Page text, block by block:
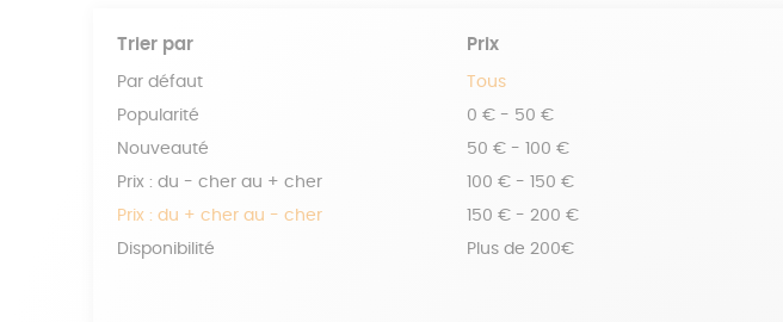
Trier par
Par défaut
Popularité
Nouveauté
Prix : du - cher au + cher
Prix : du + cher au - cher
Disponibilité
Prix
Tous
0 € - 50 €
50 € - 100 €
100 € - 150 €
150 € - 200 €
Plus de 200€